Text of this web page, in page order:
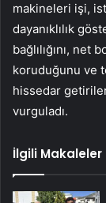
makineleri işi,
dayanıklılık
bağlılığını, net
koruduğunu ve
hissedar
vurguladı.
İlgili Makaleler